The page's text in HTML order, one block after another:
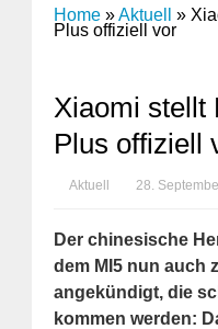
Home »Aktuell »
Plus offiziell vor
Xiaomi stellt
Plus offiziell
Aktuell 28.
Der chinesische
dem MI5 nun auch
angekündigt, die
kommen werden: